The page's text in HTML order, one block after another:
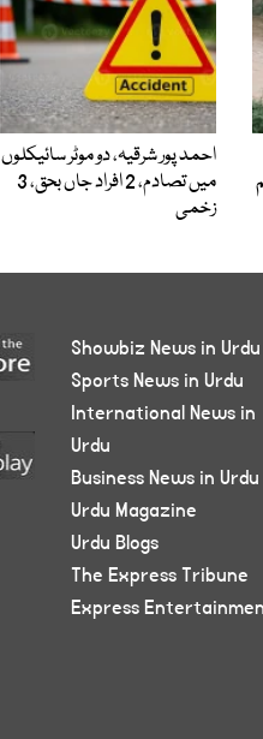
احمد پور شرقیہ، دو موٹر سائیکلوں
میں تصادم، 2 افراد جاں بحق، 3
زخمی
Showbiz News in Urdu
Sports News in Urdu
International News in
Urdu
Business News in Urdu
Urdu Magazine
Urdu Blogs
The Express Tribune
Express